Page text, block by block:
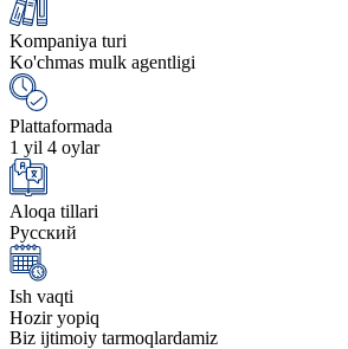
Kompaniya turi
Ko'chmas mulk agentligi
Plattaformada
1 yil 4 oylar
Aloqa tillari
Русский
Ish vaqti
Hozir yopiq
Biz ijtimoiy tarmoqlardamiz